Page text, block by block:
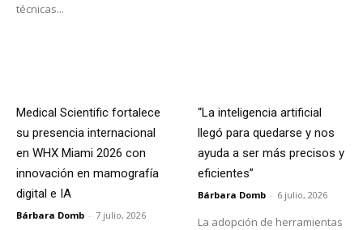
técnicas...
Medical Scientific fortalece
su presencia internacional
en WHX Miami 2026 con
innovación en mamografía
digital e IA
Bárbara Domb - 7 julio, 2026
“La inteligencia artificial
llegó para quedarse y nos
ayuda a ser más precisos y
eficientes”
Bárbara Domb - 6 julio, 2026
La adopción de herramientas